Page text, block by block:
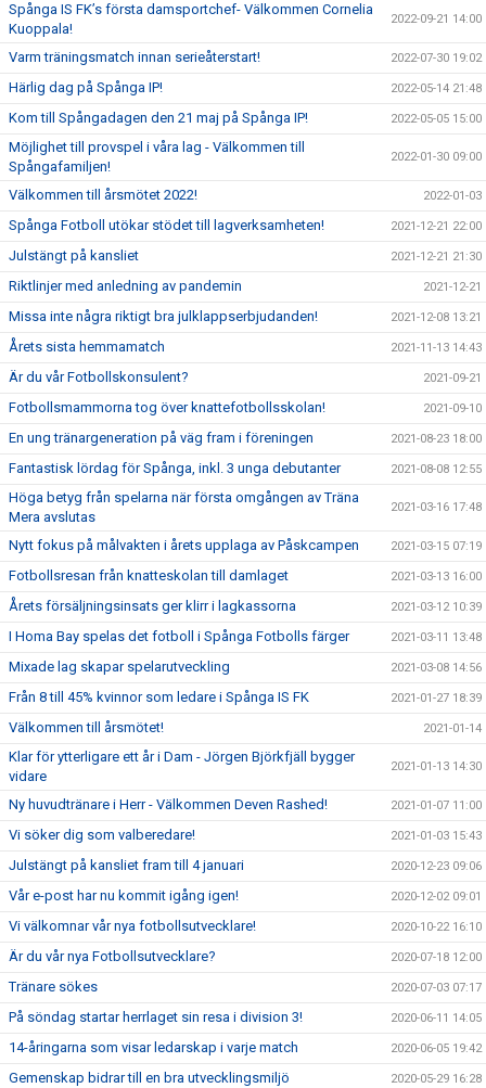
Spånga IS FK’s första damsportchef- Välkommen Cornelia
Kuoppala!
2022-09-21 14:00
Varm träningsmatch innan serieåterstart! 2022-07-30 19:02
Härlig dag på Spånga IP! 2022-05-14 21:48
Kom till Spångadagen den 21 maj på Spånga IP! 2022-05-05 15:00
Möjlighet till provspel i våra lag - Välkommen till
Spångafamiljen!
2022-01-30 09:00
Välkommen till årsmötet 2022! 2022-01-03
Spånga Fotboll utökar stödet till lagverksamheten! 2021-12-21 22:00
Julstängt på kansliet 2021-12-21 21:30
Riktlinjer med anledning av pandemin 2021-12-21
Missa inte några riktigt bra julklappserbjudanden! 2021-12-08 13:21
Årets sista hemmamatch 2021-11-13 14:43
Är du vår Fotbollskonsulent? 2021-09-21
Fotbollsmammorna tog över knattefotbollsskolan! 2021-09-10
En ung tränargeneration på väg fram i föreningen 2021-08-23 18:00
Fantastisk lördag för Spånga, inkl. 3 unga debutanter 2021-08-08 12:55
Höga betyg från spelarna när första omgången av Träna
Mera avslutas
2021-03-16 17:48
Nytt fokus på målvakten i årets upplaga av Påskcampen 2021-03-15 07:19
Fotbollsresan från knatteskolan till damlaget 2021-03-13 16:00
Årets försäljningsinsats ger klirr i lagkassorna 2021-03-12 10:39
I Homa Bay spelas det fotboll i Spånga Fotbolls färger 2021-03-11 13:48
Mixade lag skapar spelarutveckling 2021-03-08 14:56
Från 8 till 45% kvinnor som ledare i Spånga IS FK 2021-01-27 18:39
Välkommen till årsmötet! 2021-01-14
Klar för ytterligare ett år i Dam - Jörgen Björkfjäll bygger
vidare
2021-01-13 14:30
Ny huvudtränare i Herr - Välkommen Deven Rashed! 2021-01-07 11:00
Vi söker dig som valberedare! 2021-01-03 15:43
Julstängt på kansliet fram till 4 januari 2020-12-23 09:06
Vår e-post har nu kommit igång igen! 2020-12-02 09:01
Vi välkomnar vår nya fotbollsutvecklare! 2020-10-22 16:10
Är du vår nya Fotbollsutvecklare? 2020-07-18 12:00
Tränare sökes 2020-07-03 07:17
På söndag startar herrlaget sin resa i division 3! 2020-06-11 14:05
14-åringarna som visar ledarskap i varje match 2020-06-05 19:42
Gemenskap bidrar till en bra utvecklingsmiljö 2020-05-29 16:28